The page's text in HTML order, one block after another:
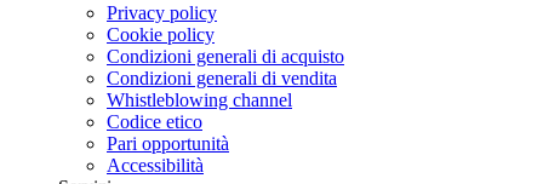
Privacy policy
Cookie policy
Condizioni generali di acquisto
Condizioni generali di vendita
Whistleblowing channel
Codice etico
Pari opportunità
Accessibilità